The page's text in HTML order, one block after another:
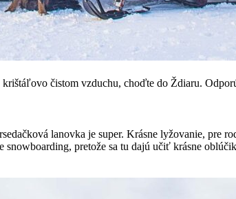
čistom vzduchu, choďte do Ždiaru.
lanovka je super. Krásne lyžovanie, pre
pretože sa tu dajú učiť krásne